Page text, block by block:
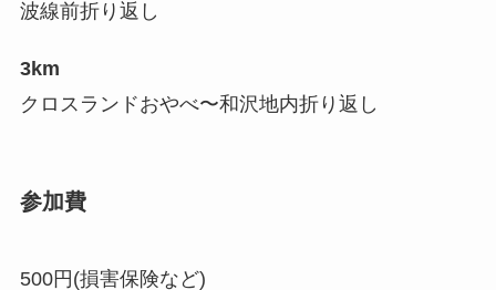
波線前折り返し
3km
クロスランドおやべ〜和沢地内折り返し
参加費
500円(損害保険など)